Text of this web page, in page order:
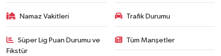
Namaz Vakitleri Trafik Durumu
Süper Lig Puan Durumu ve
Fikstür
Tüm Manşetler